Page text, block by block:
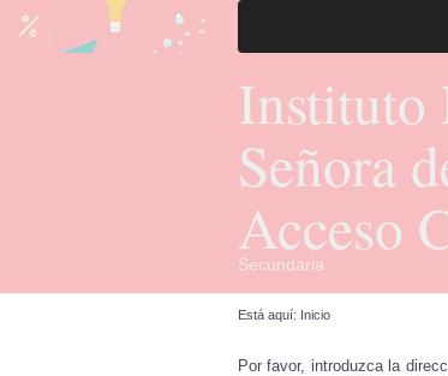
Instituto
Señora
Acceso
Secundaria
Está aquí: Inicio
Por favor, introduzca la